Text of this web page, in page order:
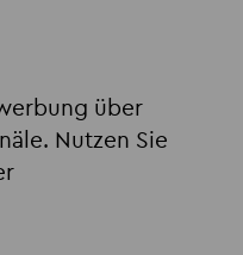
über
Nutzen Sie